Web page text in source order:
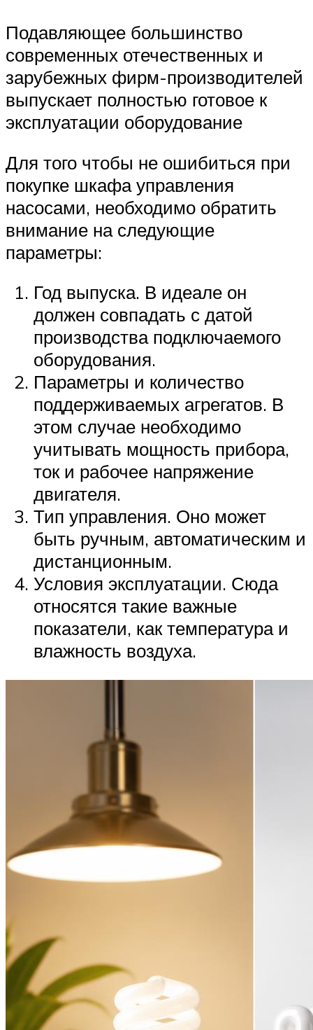
Подавляющее большинство
современных отечественных и
зарубежных фирм-производителей
выпускает полностью готовое к
эксплуатации оборудование
Для того чтобы не ошибиться при
покупке шкафа управления
насосами, необходимо обратить
внимание на следующие
параметры:
Год выпуска. В идеале он
должен совпадать с датой
производства подключаемого
оборудования.
Параметры и количество
поддерживаемых агрегатов. В
этом случае необходимо
учитывать мощность прибора,
ток и рабочее напряжение
двигателя.
Тип управления. Оно может
быть ручным, автоматическим и
дистанционным.
Условия эксплуатации. Сюда
относятся такие важные
показатели, как температура и
влажность воздуха.